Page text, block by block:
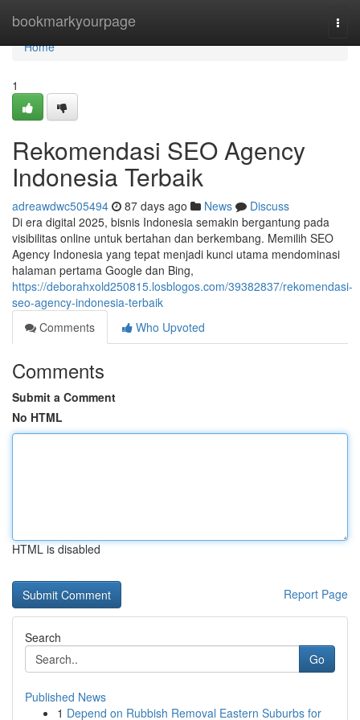
bookmarkyourpage
Home
Home
1
Rekomendasi SEO Agency
Indonesia Terbaik
adreawdwc505494 87 days ago News
Discuss
Di era digital 2025, bisnis Indonesia semakin bergantung pada
visibilitas online untuk bertahan dan berkembang. Memilih SEO
Agency Indonesia yang tepat menjadi kunci utama mendominasi
halaman pertama Google dan Bing,
https://deborahxold250815.losblogos.com/39382837/rekomendasi-
seo-agency-indonesia-terbaik
Comments
Who Upvoted
Comments
Submit a Comment
No HTML
HTML is disabled
Report Page
Search
Go
Published News
1 Depend on Rubbish Removal Eastern Suburbs for